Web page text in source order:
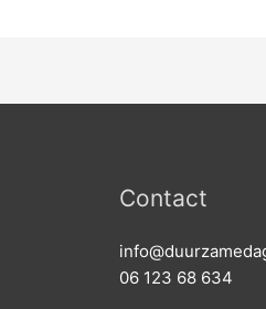
Contact
06 123 68 634